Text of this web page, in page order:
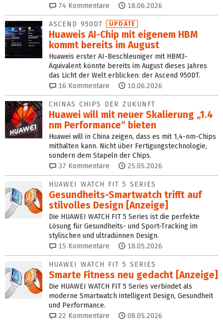
74 Kommentare 18.06.2026
ASCEND 950DT UPDATE
Huaweis AI-Chip mit eigenem HBM
kommt bereits im August
Huaweis erster AI-Beschleuniger mit HBM3-
Äquivalent könnte bereits im August dieses Jahres
das Licht der Welt erblicken: der Ascend 950DT.
16 Kommentare 10.06.2026
CHINAS CHIPS DER ZUKUNFT
Huawei will mit neuer Skalierung „1.4
nm Performance“ bieten
Huawei will in China zeigen, dass es mit 1,4-nm-Chips
mithalten kann. Nicht über Fertigungstechnologie,
sondern dem Stapeln der Chips.
37 Kommentare 25.05.2026
HUAWEI WATCH FIT 5 SERIES
Gesundheits-Smartwatch trifft auf
stilvolles Design [Anzeige]
Die HUAWEI WATCH FIT 5 Series ist die perfekte
Lösung für Gesundheits- und Sport-Tracking im
stylischen und ultradünnen Design.
15 Kommentare 18.05.2026
HUAWEI WATCH FIT 5 SERIES
Smarte Fitness neu gedacht [Anzeige]
Die HUAWEI WATCH FIT 5 Series verbindet als
moderne Smartwatch intelligent Design, Gesundheit
und Performance.
22 Kommentare 08.05.2026